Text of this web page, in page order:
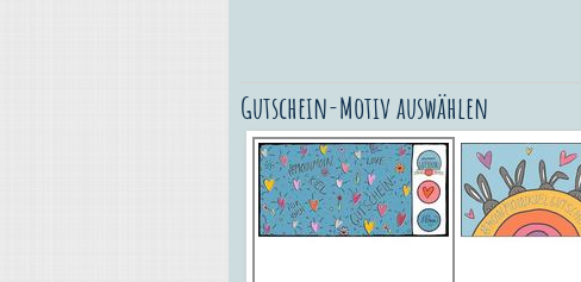
Gutschein-Motiv auswählen